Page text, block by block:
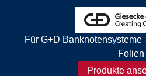
Für G+D
Folien
Produkte